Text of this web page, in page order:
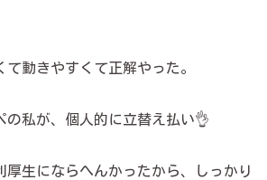
て動きやすくて正解やった。
の私が、個人的に立替え払い👌
厚生にならへんかったから、しっかり